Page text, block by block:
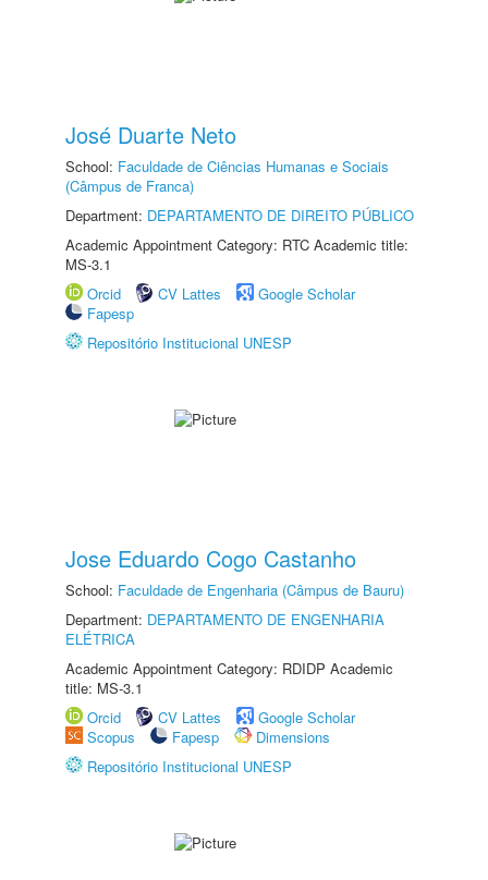
José Duarte Neto
School: Faculdade de Ciências Humanas e Sociais
(Câmpus de Franca)
Department: DEPARTAMENTO DE DIREITO PÚBLICO
Academic Appointment Category: RTC Academic title:
MS-3.1
Orcid
CV Lattes
Google Scholar
Fapesp
Repositório Institucional UNESP
Jose Eduardo Cogo Castanho
School: Faculdade de Engenharia (Câmpus de Bauru)
Department: DEPARTAMENTO DE ENGENHARIA
ELÉTRICA
Academic Appointment Category: RDIDP Academic
title: MS-3.1
Orcid
CV Lattes
Google Scholar
Scopus
Fapesp
Dimensions
Repositório Institucional UNESP